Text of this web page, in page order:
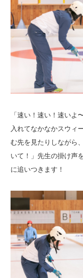
「速い！速い！速いよ
入れてなかなかスウィ
む先を見たりしながら
いて！」先生の掛け声
に追いつきます！